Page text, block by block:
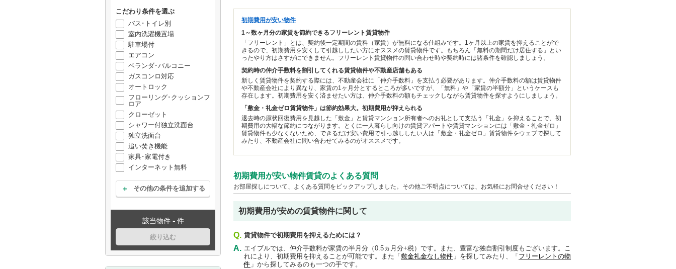
こだわり条件を選ぶ
バス･トイレ別
室内洗濯機置場
駐車場付
エアコン
ベランダ･バルコニー
ガスコンロ対応
オートロック
フローリング･クッションフ
ロア
クローゼット
シャワー付独立洗面台
独立洗面台
追い焚き機能
家具･家電付き
インターネット無料
その他の条件を追加する
該当物件 - 件
絞り込む
初期費用が安い物件
1～数ヶ月分の家賃を節約できるフリーレント賃貸物件
「フリーレント」とは、契約後一定期間の賃料（家賃）が無料になる仕組みです。1ヶ月以上の家賃を抑えることがで
きるので、初期費用を安くして引越ししたい方にオススメの賃貸物件です。もちろん「無料の期間だけ居住する」とい
ったやり方はさすがにできません。フリーレント賃貸物件の問い合わせ時や契約時には諸条件を確認しましょう。
契約時の仲介手数料を割引してくれる賃貸物件や不動産店舗もある
新しく賃貸物件を契約する際には、不動産会社に「仲介手数料」を支払う必要があります。仲介手数料の額は賃貸物件
や不動産会社により異なり、家賃の1ヶ月分とするところが多いですが、「無料」や「家賃の半額分」というケースも
存在します。初期費用を安く済ませたい方は、仲介手数料の額もチェックしながら賃貸物件を探すようにしましょう。
「敷金・礼金ゼロ賃貸物件」は節約効果大。初期費用が抑えられる
退去時の原状回復費用を見越した「敷金」と賃貸マンション所有者へのお礼として支払う「礼金」を抑えることで、初
期費用の大幅な節約につながります。とくに一人暮らし向けの賃貸アパートや賃貸マンションには「敷金・礼金ゼロ」
賃貸物件も少なくないため、できるだけ安い費用で引っ越ししたい人は「敷金・礼金ゼロ」賃貸物件をウェブで探して
みたり、不動産会社に問い合わせてみるのがオススメです。
初期費用が安い物件賃貸のよくある質問
お部屋探しについて、よくある質問をピックアップしました。その他ご不明点については、お気軽にお問合せください！
初期費用が安めの賃貸物件に関して
Q. 賃貸物件で初期費用を抑えるためには？
A. エイブルでは、仲介手数料が家賃の半月分（0.5ヵ月分+税）です。また、豊富な独自割引制度もございます。こ
れにより、初期費用を抑えることが可能です。また「 敷金礼金なし物件 」を探してみたり、「 フリーレントの物
件 」から探してみるのも一つの手です。